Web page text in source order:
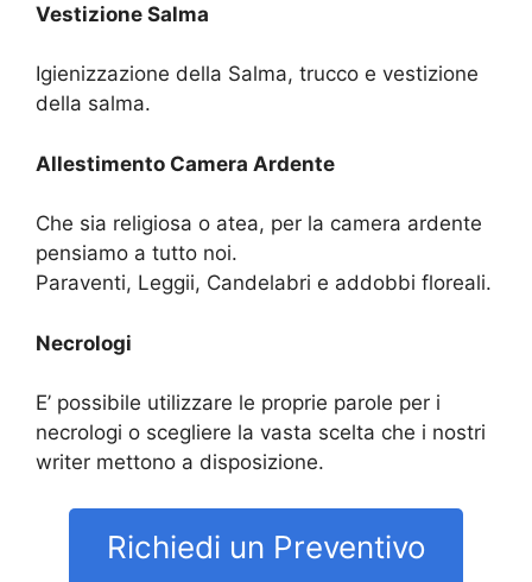
Vestizione Salma
Igienizzazione della Salma, trucco e vestizione
della salma.
Allestimento Camera Ardente
Che sia religiosa o atea, per la camera ardente
pensiamo a tutto noi.
Paraventi, Leggii, Candelabri e addobbi floreali.
Necrologi
E’ possibile utilizzare le proprie parole per i
necrologi o scegliere la vasta scelta che i nostri
writer mettono a disposizione.
Richiedi un Preventivo